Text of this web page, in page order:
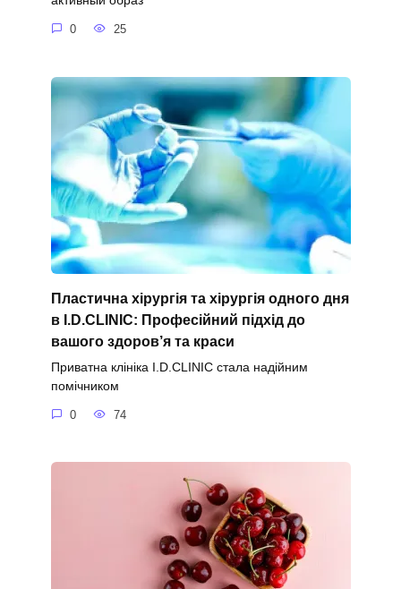
0 25
Пластична хірургія та хірургія одного дня
в I.D.CLINIC: Професійний підхід до
вашого здоров’я та краси
Приватна клініка I.D.CLINIC стала надійним
помічником
0 74